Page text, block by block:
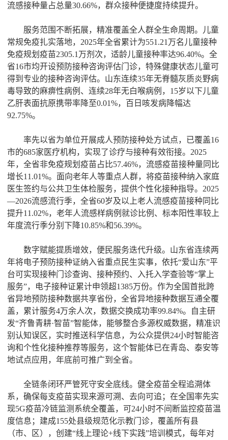
流感接种量占总量30.66%，群众接种便捷度持续提升。
服务范围不断拓展，精准覆盖全人群全生命周期。儿童
常规免疫扎实落地，2025年全省累计为551.21万名儿童接种
免疫规划疫苗2305.1万剂次，适龄儿童接种率达96.40%。全
省16市均开设预防接种咨询评估门诊，特殊健康状态儿童可
得到专业的接种咨询评估。山东连续35年无脊髓灰质炎野病
毒导致的麻痹性病例、连续28年无白喉病例，15岁以下儿童
乙肝表面抗原携带率降至0.01%，百日咳发病降幅达
92.75%。
率先以省为单位开展成人预防接种处方试点，已覆盖16
市的685家医疗机构，实现了诊疗与接种有效衔接。2025
年，全省非免疫规划疫苗占比57.46%，流感疫苗接种量同比
增长11.01%。面向老年人等重点人群，将疫苗接种纳入家庭
医生签约与公共卫生体检服务，提供个性化接种指导。2025
—2026流感流行季，全省60岁及以上老人流感疫苗接种同比
提升11.02%，老年人流感样病例就诊比例、标本阳性率较上
年度流行季分别下降10.85%和56.39%。
数字赋能提质增效，便民服务迭代升级。山东省连续两
年将电子预防接种证纳入省重点民生实事，依托“爱山东”平
台可实现接种门诊查询、接种预约、入托入学查验等“掌上
服务”，电子接种证累计申领超1385万份。作为全国首批跨
省异地预防接种数据共享省份，全省异地接种数据互通全覆
盖，累计服务4万余人次，数据交换成功率99.84%。自主研
发“齐鲁青耕·智苗”智能体，能够整合多源权威数据，精准识
别认知误区，实时推送科学信息，为公众提供24小时智能咨
询和个性化接种推荐等服务，这个智能体已在青岛、泰安等
地试点应用，年底前可推广到全省。
全链条闭环严管死守安全底线。健全疫苗全程追溯体
系，确保每支疫苗实现来源可溯、去向可追；在全国率先实
现5G疫苗冷链监测系统全覆盖，可24小时不间断监控疫苗温
度信息；建成155处县级规范化示教门诊，覆盖所有县
（市、区），创建“线上理论+线下实践”培训模式，每年对